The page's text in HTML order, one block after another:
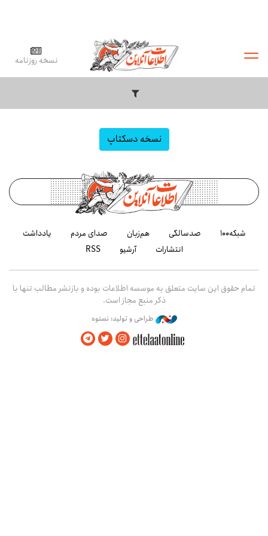
نسخه روزنامه
نسخه دسکتاپ
شبکه۱۰۰ صدسالگی هم‌زبان صدای مردم
یادداشت
انتشارات
آرشیو RSS
تمام حقوق این سایت متعلق به موسسه اطلاعات بوده و بازنشر مطالب تنها با
ذکر منبع مجاز است.
طراحی و تولید: نستوه